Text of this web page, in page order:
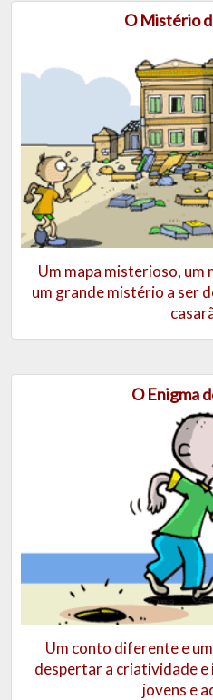
O Mistério
Um mapa misterioso, um
um grande mistério a ser
O Enigma
Um conto diferente e
despertar a criatividade e
jovens e